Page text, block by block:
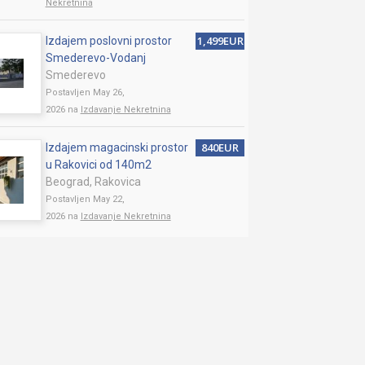
Nekretnina
Izdajem poslovni prostor
Smederevo-Vodanj
Smederevo
Postavljen May 26,
2026 na Izdavanje Nekretnina
1,499EUR
Izdajem magacinski prostor
u Rakovici od 140m2
Beograd, Rakovica
Postavljen May 22,
2026 na Izdavanje Nekretnina
840EUR